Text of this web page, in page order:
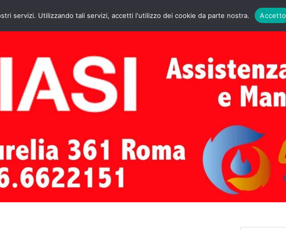
HOME CONTATTI ASSISTENZA CALDAIE BIASI
servizi. Utilizzando tali servizi, accetti l'utilizzo dei cookie da parte nostra. Accetto